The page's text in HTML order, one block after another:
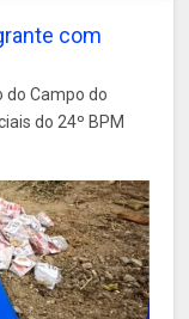
com
Campo do
do 24º BPM